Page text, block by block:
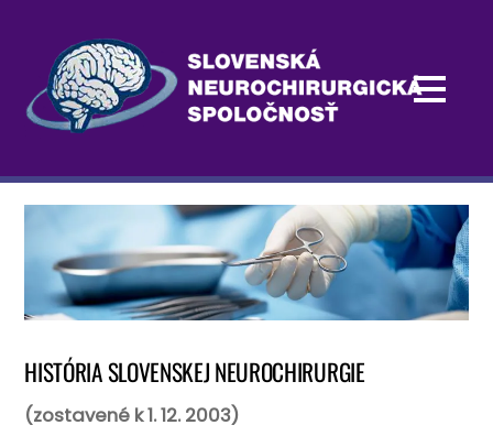
HISTÓRIA SLOVENSKEJ NEUROCHIRURGIE
(zostavené k 1. 12. 2003)